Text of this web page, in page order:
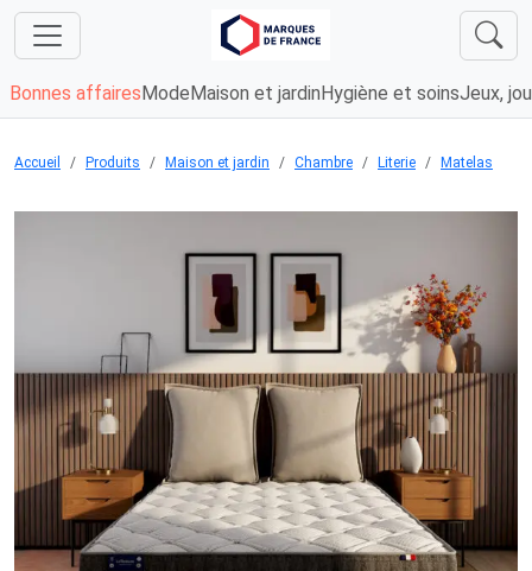
Bonnes affaires Mode Maison et jardin Hygiène et soinsJeux,
Accueil Produits Maison et jardin Chambre Literie Matelas